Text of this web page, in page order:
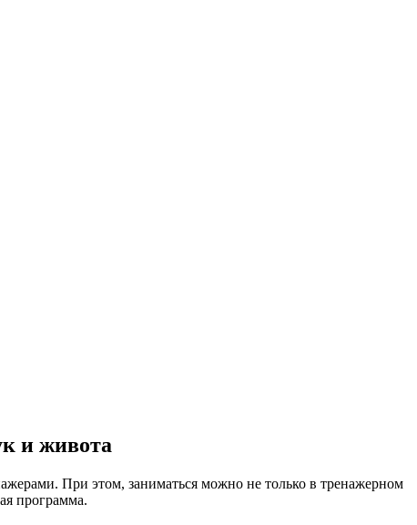
и живота
При этом, заниматься можно не только в тренажерном
программа.